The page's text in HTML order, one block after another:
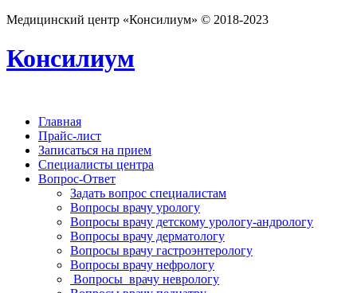
Медицинский центр «Консилиум» © 2018-2023
Консилиум
Главная
Прайс-лист
Записаться на прием
Специалисты центра
Вопрос-Ответ
Задать вопрос специалистам
Вопросы врачу урологу
Вопросы врачу детскому урологу-андрологу
Вопросы врачу дерматологу
Вопросы врачу гастроэнтерологу
Вопросы врачу нефрологу
Вопросы врачу неврологу